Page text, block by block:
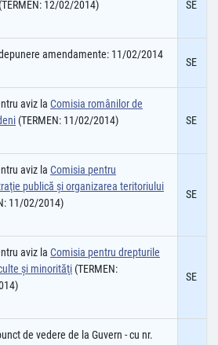
(TERMEN: 12/02/2014) SE
amendamente: 11/02/2014
SE
aviz la Comisia românilor de
(TERMEN: 11/02/2014) SE
aviz la Comisia pentru
publică şi organizarea teritoriului
11/02/2014)
SE
aviz la Comisia pentru drepturile
şi minorităţi (TERMEN:
SE
de vedere de la Guvern - cu nr.